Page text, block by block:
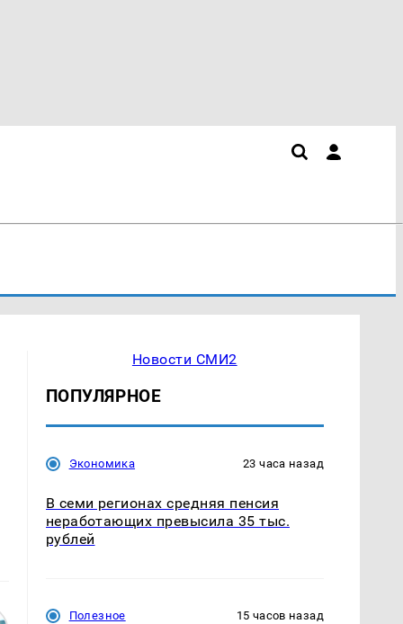
Новости СМИ2
ПОПУЛЯРНОЕ
Экономика 23 часа назад
В семи регионах средняя пенсия
неработающих превысила 35 тыс.
рублей
Полезное 15 часов назад